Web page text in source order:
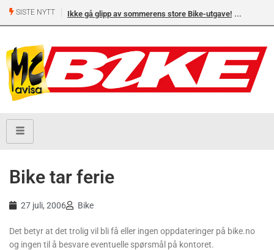
SISTE NYTT Ikke gå glipp av sommerens store Bike-utgave!
Bike tar ferie
27 juli, 2006 Bike
Det betyr at det trolig vil bli få eller ingen oppdateringer på bike.no
og ingen til å besvare eventuelle spørsmål på kontoret.